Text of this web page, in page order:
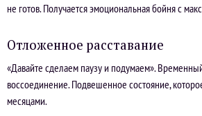
не готов. Получается эмоциональная бойня с
Отложенное расставание
«Давайте сделаем паузу и подумаем».
воссоединение. Подвешенное состояние,
месяцами.